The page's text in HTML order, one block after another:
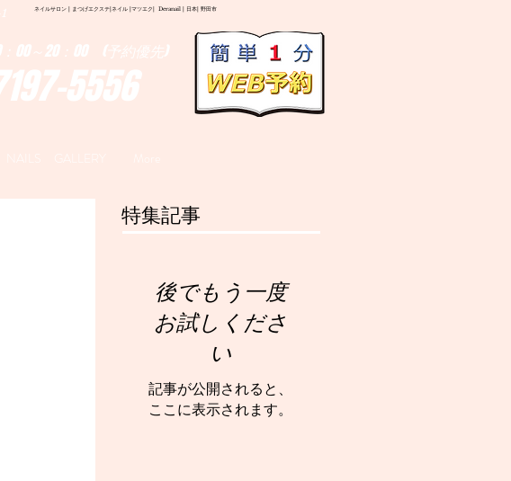
ネイルサロン | まつげエクステ|ネイル |マツエク| Deranail | 日本| 野田市
5556
～20：00 (予約優先)
特集記事
後でもう一度
お試しくださ
い
記事が公開されると、
ここに表示されます。